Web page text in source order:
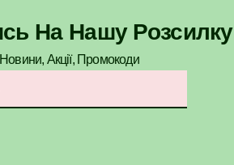
На Нашу Розсилку
Акції, Промокоди​